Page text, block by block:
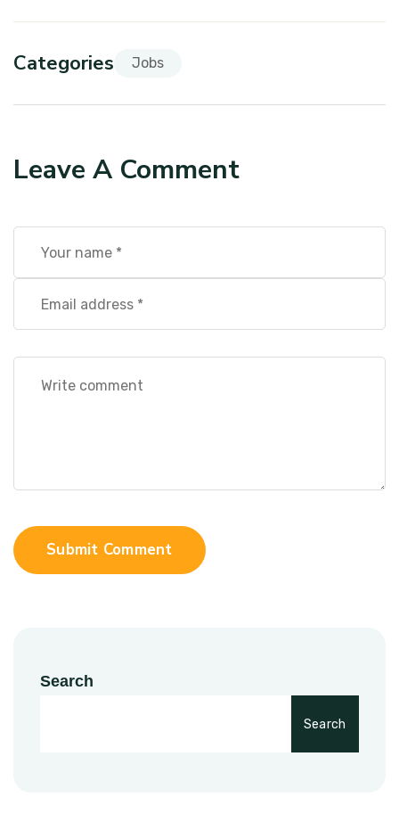
Categories Jobs
Leave A Comment
Submit Comment
Search
Search